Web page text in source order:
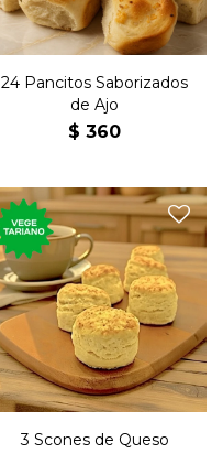
24 Pancitos Saborizados
de Ajo
$ 360
Tres panecillos de origen
británico con sabor a queso
3 Scones de Queso